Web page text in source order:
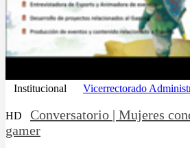
Institucional Vicerrectorado
HD
Conversatorio | Mujeres
gamer